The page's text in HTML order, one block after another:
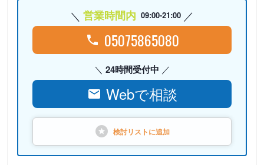
営業時間内 09:00-21:00
05075865080
24時間受付中
Webで相談
検討リストに追加